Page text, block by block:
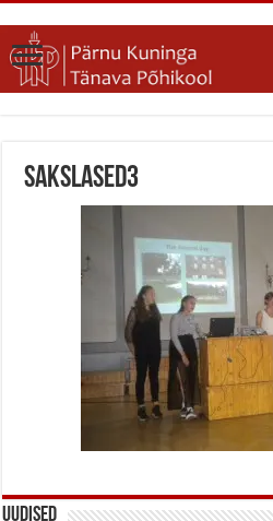
sakslased3
Uudised